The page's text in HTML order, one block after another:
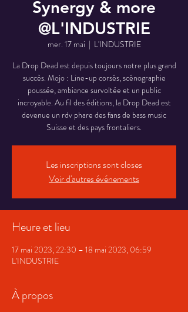
Synergy & more
@L'INDUSTRIE
mer. 17 mai
  |
L'INDUSTRIE
La Drop Dead est depuis toujours notre plus grand
succès. Mojo : Line-up corsés, scénographie
poussée, ambiance survoltée et un public
incroyable. Au fil des éditions, la Drop Dead est
devenue un rdv phare des fans de bass music
Suisse et des pays frontaliers.
Les inscriptions sont closes
Voir d'autres événements
Heure et lieu
17 mai 2023, 22:30 – 18 mai 2023, 06:59
L'INDUSTRIE
À propos